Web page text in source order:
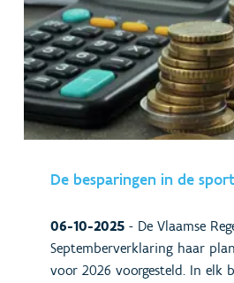
De besparingen in de
06-10-2025 - De Vlaamse
Septemberverklaring haar
voor 2026 voorgesteld. In elk